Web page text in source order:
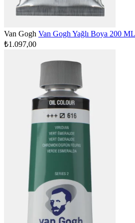
Van Gogh Van Gogh Yağlı Boya 200
₺1.097,00